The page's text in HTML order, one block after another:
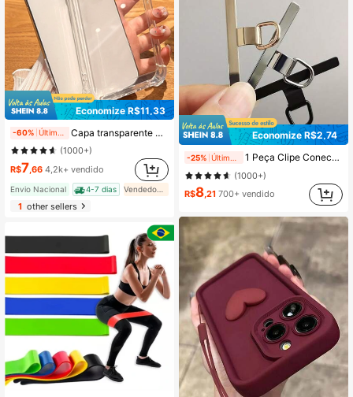
Economize R$11,33
-60% Capa transparente ANTE IMPACTO para IPHONE 17 17PRO 17PROMAX 17AIR 11 12 13 14 15 16
(1000+)
R$7 ,66 4,2k+ vendido
Envio Nacional 4-7 dias
1other sellers
Economize R$2,74
-25% 1 Peça Clipe Conector de Metal para Capa de Celular, Pendente Fino e Durável Estilo Zen, Não Danifica o Celular
(1000+)
R$8,21 700+ vendido